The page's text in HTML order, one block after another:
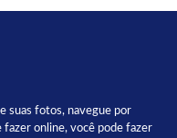
suas fotos, navegue por
online, você pode fazer